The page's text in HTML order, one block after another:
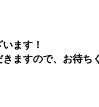
ます！
ますので、お待ち